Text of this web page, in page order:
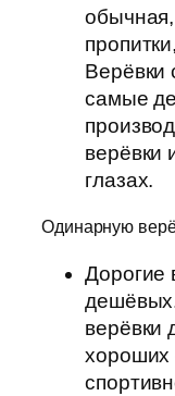
обычная,
Верёвки
самые
верёвки
глазах.
Одинарную
Дорогие
верёвки
хороших